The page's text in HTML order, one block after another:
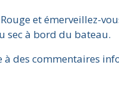
et émerveillez-
sec à bord du bateau.
des commentaires